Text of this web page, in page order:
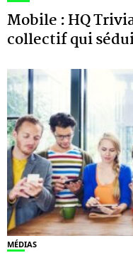
Mobile : HQ
collectif qui
MÉDIAS